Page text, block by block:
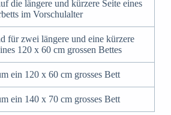
die längere und kürzere Seite eines
im Vorschulalter
für zwei längere und eine kürzere
120 x 60 cm grossen Bettes
ein 120 x 60 cm grosses Bett
ein 140 x 70 cm grosses Bett